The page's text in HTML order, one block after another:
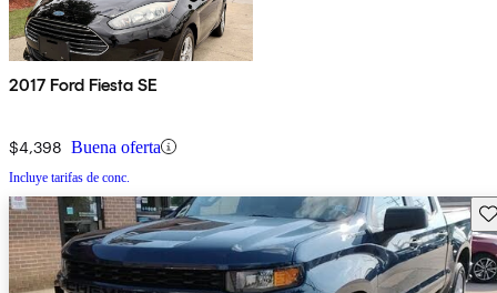
2017 Ford Fiesta SE
$4,398 Buena oferta
Incluye tarifas de conc.